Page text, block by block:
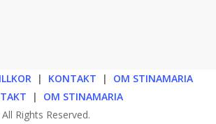
| KONTAKT | OM STINAMARIA
| OM STINAMARIA
Rights Reserved.